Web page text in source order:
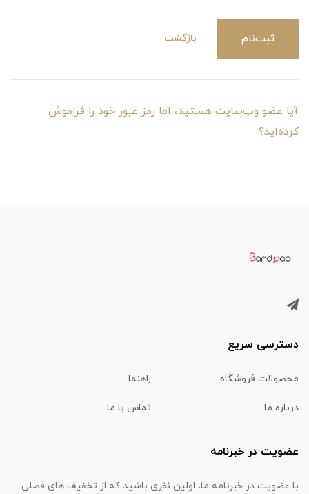
ثبت‌نام بازگشت
آیا عضو وب‌سایت هستید، اما رمز عبور خود را فراموش
کرده‌اید؟
دسترسی سریع
محصولات فروشگاه راهنما
درباره ما تماس با ما
عضویت در خبرنامه
با عضویت در خبرنامه ما، اولین نفری باشید که از تخفیف های فصلی